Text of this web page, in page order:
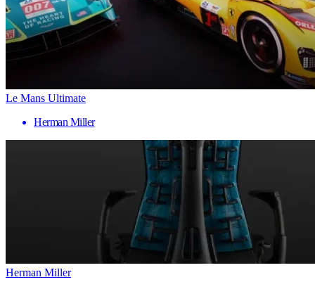
Le Mans Ultimate
Herman Miller
Herman Miller